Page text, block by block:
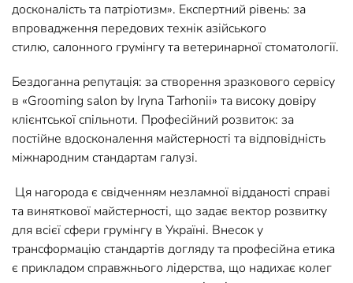
досконалість та патріотизм». Експертний рівень: за
впровадження передових технік азійського
стилю, салонного грумінгу та ветеринарної стоматології.
Бездоганна репутація: за створення зразкового сервісу
в «Grooming salon by Iryna Tarhonii» та високу довіру
клієнтської спільноти. Професійний розвиток: за
постійне вдосконалення майстерності та відповідність
міжнародним стандартам галузі.
Ця нагорода є свідченням незламної відданості справі
та виняткової майстерності, що задає вектор розвитку
для всієї сфери грумінгу в Україні. Внесок у
трансформацію стандартів догляду та професійна етика
є прикладом справжнього лідерства, що надихає колег